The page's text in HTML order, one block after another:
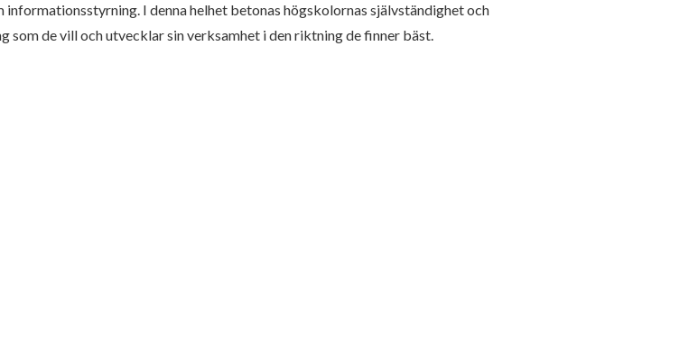
I denna helhet betonas högskolornas självständighet och
som de vill och utvecklar sin verksamhet i den riktning de finner bäst.